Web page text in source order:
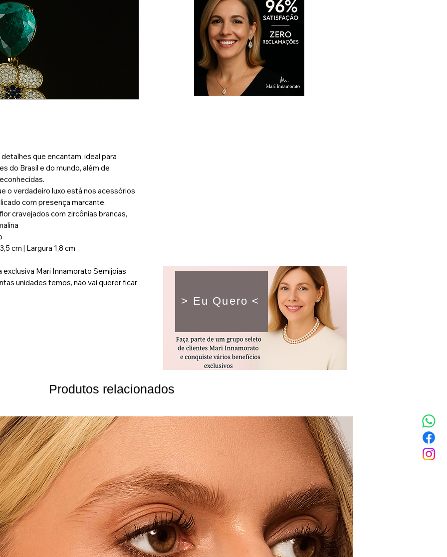
> Eu Quero <
Produtos relacionados
que encantam, ideal para
do Brasil e do mundo, além de
o verdadeiro luxo está nos acessórios
com presença marcante.
cravejados com zircônias brancas,
cm | Largura 1,8 cm
Mari Innamorato Semijoias
unidades temos, não vai querer ficar